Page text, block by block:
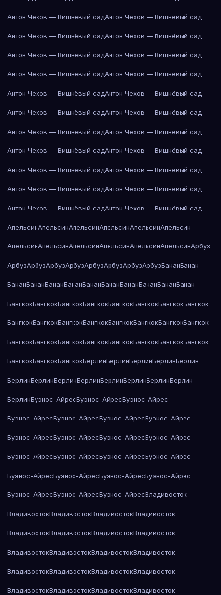
Антон Чехов — Вишнёвый садАнтон Чехов — Вишнёвый сад
Антон Чехов — Вишнёвый садАнтон Чехов — Вишнёвый сад
Антон Чехов — Вишнёвый садАнтон Чехов — Вишнёвый сад
Антон Чехов — Вишнёвый садАнтон Чехов — Вишнёвый сад
Антон Чехов — Вишнёвый садАнтон Чехов — Вишнёвый сад
Антон Чехов — Вишнёвый садАнтон Чехов — Вишнёвый сад
Антон Чехов — Вишнёвый садАнтон Чехов — Вишнёвый сад
Антон Чехов — Вишнёвый садАнтон Чехов — Вишнёвый сад
Антон Чехов — Вишнёвый садАнтон Чехов — Вишнёвый сад
Антон Чехов — Вишнёвый садАнтон Чехов — Вишнёвый сад
Антон Чехов — Вишнёвый садАнтон Чехов — Вишнёвый сад
АпельсинАпельсинАпельсинАпельсинАпельсинАпельсин
АпельсинАпельсинАпельсинАпельсинАпельсинАпельсинАрбуз
АрбузАрбузАрбузАрбузАрбузАрбузАрбузАрбузБананБанан
БананБананБананБананБананБананБананБананБананБанан
БангкокБангкокБангкокБангкокБангкокБангкокБангкокБангкок
БангкокБангкокБангкокБангкокБангкокБангкокБангкокБангкок
БангкокБангкокБангкокБангкокБангкокБангкокБангкокБангкок
БангкокБангкокБангкокБерлинБерлинБерлинБерлинБерлин
БерлинБерлинБерлинБерлинБерлинБерлинБерлинБерлин
БерлинБуэнос-АйресБуэнос-АйресБуэнос-Айрес
Буэнос-АйресБуэнос-АйресБуэнос-АйресБуэнос-Айрес
Буэнос-АйресБуэнос-АйресБуэнос-АйресБуэнос-Айрес
Буэнос-АйресБуэнос-АйресБуэнос-АйресБуэнос-Айрес
Буэнос-АйресБуэнос-АйресБуэнос-АйресБуэнос-Айрес
Буэнос-АйресБуэнос-АйресБуэнос-АйресВладивосток
ВладивостокВладивостокВладивостокВладивосток
ВладивостокВладивостокВладивостокВладивосток
ВладивостокВладивостокВладивостокВладивосток
ВладивостокВладивостокВладивостокВладивосток
ВладивостокВладивостокВладивостокВладивосток